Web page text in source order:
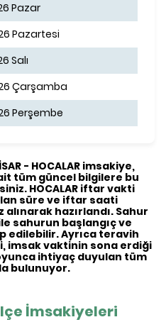
Pazar
Pazartesi
Salı
Çarşamba
Perşembe
- HOCALAR imsakiye,
tüm güncel bilgilere bu
HOCALAR iftar vakti
süre ve iftar saati
hazırlandı. Sahur
sahurun başlangıç ve
edilebilir. Ayrıca teravih
imsak vaktinin sona erdiği
ihtiyaç duyulan tüm
bulunuyor.
İlçe İmsakiyeleri